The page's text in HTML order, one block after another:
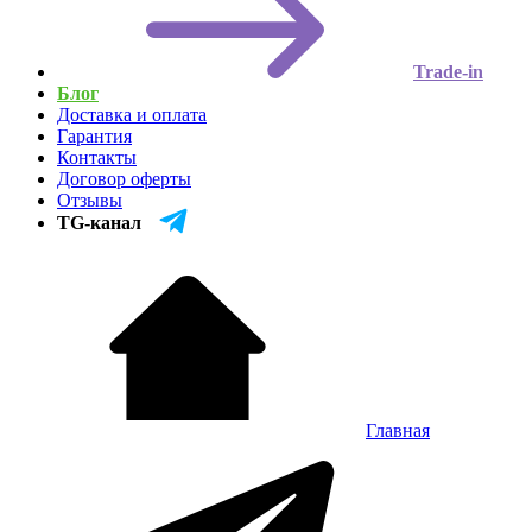
Trade-in
Блог
Доставка и оплата
Гарантия
Контакты
Договор оферты
Отзывы
TG-канал
Главная